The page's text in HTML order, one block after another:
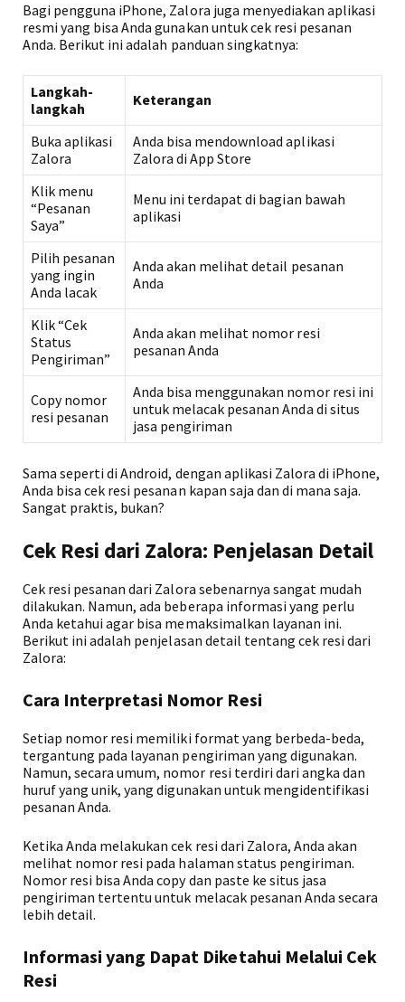
Bagi pengguna iPhone, Zalora juga menyediakan aplikasi
resmi yang bisa Anda gunakan untuk cek resi pesanan
Anda. Berikut ini adalah panduan singkatnya:
Langkah-
langkah
Keterangan
Buka aplikasi
Zalora
Anda bisa mendownload aplikasi
Zalora di App Store
Klik menu
“Pesanan
Saya”
Menu ini terdapat di bagian bawah
aplikasi
Pilih pesanan
yang ingin
Anda lacak
Anda akan melihat detail pesanan
Anda
Klik “Cek
Status
Pengiriman”
Anda akan melihat nomor resi
pesanan Anda
Copy nomor
resi pesanan
Anda bisa menggunakan nomor resi ini
untuk melacak pesanan Anda di situs
jasa pengiriman
Sama seperti di Android, dengan aplikasi Zalora di iPhone,
Anda bisa cek resi pesanan kapan saja dan di mana saja.
Sangat praktis, bukan?
Cek Resi dari Zalora: Penjelasan Detail
Cek resi pesanan dari Zalora sebenarnya sangat mudah
dilakukan. Namun, ada beberapa informasi yang perlu
Anda ketahui agar bisa memaksimalkan layanan ini.
Berikut ini adalah penjelasan detail tentang cek resi dari
Zalora:
Cara Interpretasi Nomor Resi
Setiap nomor resi memiliki format yang berbeda-beda,
tergantung pada layanan pengiriman yang digunakan.
Namun, secara umum, nomor resi terdiri dari angka dan
huruf yang unik, yang digunakan untuk mengidentifikasi
pesanan Anda.
Ketika Anda melakukan cek resi dari Zalora, Anda akan
melihat nomor resi pada halaman status pengiriman.
Nomor resi bisa Anda copy dan paste ke situs jasa
pengiriman tertentu untuk melacak pesanan Anda secara
lebih detail.
Informasi yang Dapat Diketahui Melalui Cek
Resi